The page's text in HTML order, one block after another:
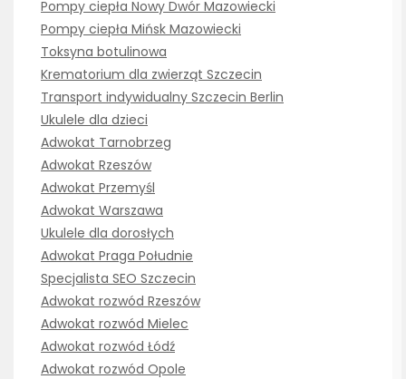
Pompy ciepła Nowy Dwór Mazowiecki
Pompy ciepła Mińsk Mazowiecki
Toksyna botulinowa
Krematorium dla zwierząt Szczecin
Transport indywidualny Szczecin Berlin
Ukulele dla dzieci
Adwokat Tarnobrzeg
Adwokat Rzeszów
Adwokat Przemyśl
Adwokat Warszawa
Ukulele dla dorosłych
Adwokat Praga Południe
Specjalista SEO Szczecin
Adwokat rozwód Rzeszów
Adwokat rozwód Mielec
Adwokat rozwód Łódź
Adwokat rozwód Opole